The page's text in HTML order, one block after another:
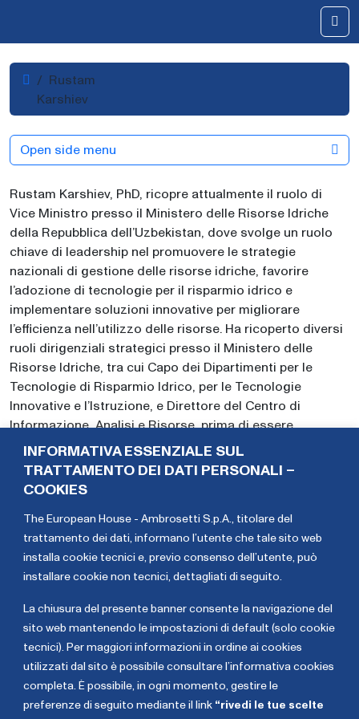
INFORMATIVA ESSENZIALE SUL
TRATTAMENTO DEI DATI PERSONALI –
COOKIES
The European House - Ambrosetti S.p.A., titolare del
trattamento dei dati, informano l’utente che tale sito web
installa cookie tecnici e, previo consenso dell’utente, può
installare cookie non tecnici, dettagliati di seguito
La chiusura del presente banner consente la navigazione del
sito web mantenendo le impostazioni di default (solo cookie
tecnici). Per maggiori informazioni in ordine ai cookies
utilizzati dal sito è possibile consultare l’informativa cookies
completa. È possibile, in ogni momento, gestire le
preferenze di seguito mediante il link “rivedi le tue scelte
HomeRustam
Karshiev
Rustam Karshiev, PhD, ricopre attualmente il ruolo di
Vice Ministro presso il Ministero delle Risorse Idriche
della Repubblica dell’Uzbekistan, dove svolge un ruolo
chiave di leadership nel promuovere le strategie
nazionali di gestione delle risorse idriche, favorire
l’adozione di tecnologie per il risparmio idrico e
implementare soluzioni innovative per migliorare
l’efficienza nell’utilizzo delle risorse. Ha ricoperto diversi
ruoli dirigenziali strategici presso il Ministero delle
Risorse Idriche, tra cui Capo dei Dipartimenti per le
Tecnologie di Risparmio Idrico, per le Tecnologie
Innovative e l’Istruzione, e Direttore del Centro di
Informazione, Analisi e Risorse, prima di essere
nominato Vice Ministro nel 2021. Ha iniziato la sua
carriera come ingegnere presso amministrazioni
regionali dei sistemi di irrigazione, progredendo
Karshiev è titolare di un Dottorato di Ricerca (PhD) in
Scienze Tecniche e ha conseguito sia la laurea triennale
in Ingegneria Idrotecnica sia la laurea magistrale in
Catasto delle Risorse Idriche presso la Tashkent
Engineers (TIIAME) National Research University.
Maria
Spena
Eric
Mamer
Open side menu